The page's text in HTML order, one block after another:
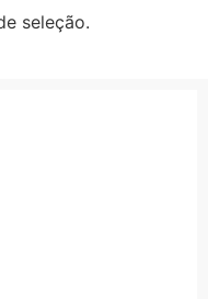
seleção.